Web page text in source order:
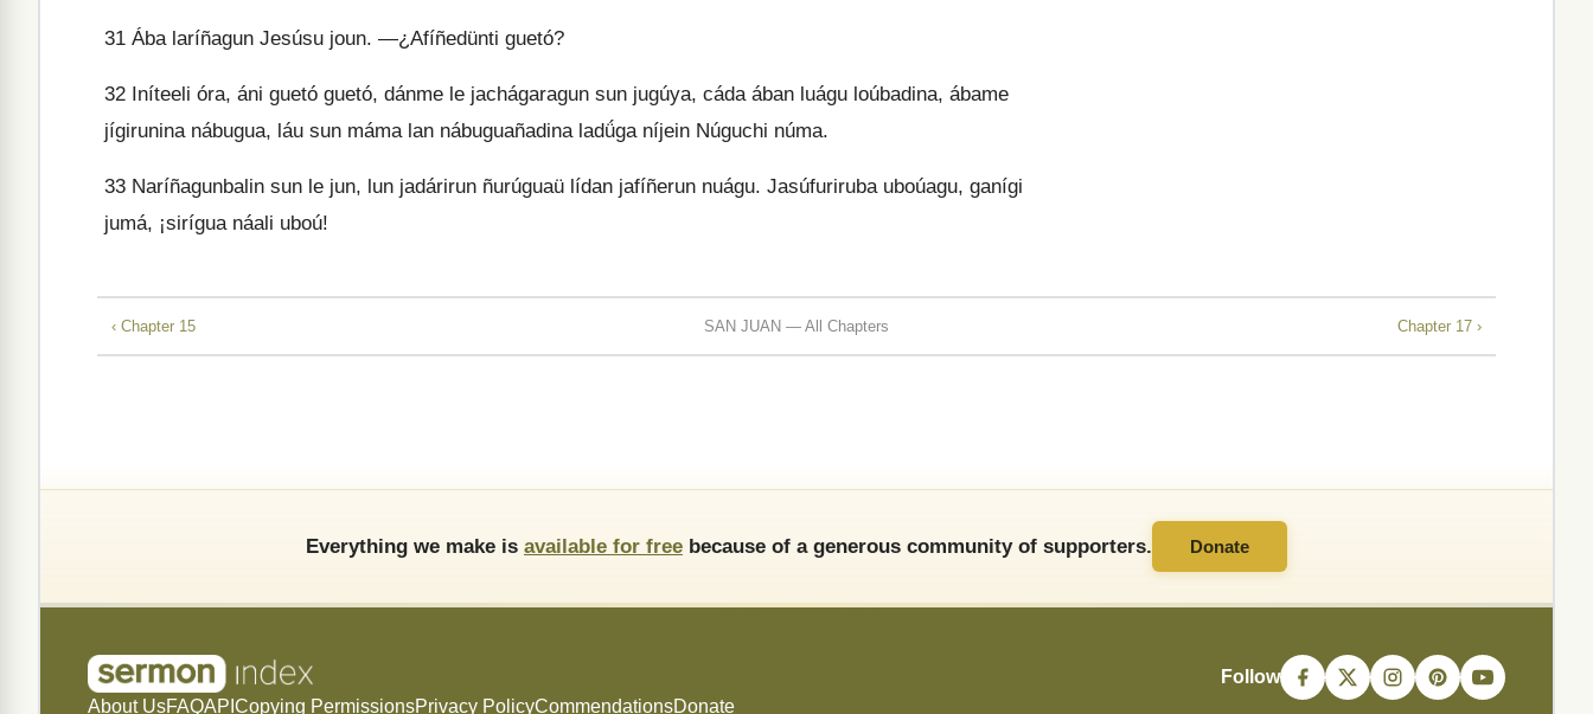
31 Ába laríñagun Jesúsu joun. —¿Afíñedünti guetó?
32 Iníteeli óra, áni guetó guetó, dánme le jachágaragun sun jugúya, cáda ában luágu loúbadina, ábame
jígirunina nábugua, láu sun máma lan nábuguañadina ladǘga níjein Núguchi núma.
33 Naríñagunbalin sun le jun, lun jadárirun ñurúguaü lídan jafíñerun nuágu. Jasúfuriruba uboúagu, ganígi
jumá, ¡sirígua náali uboú!
‹ Chapter 15 SAN JUAN — All Chapters Chapter 17 ›
Everything we make is available for free because of a generous community of supporters. Donate
About UsFAQAPI Copying PermissionsPrivacy PolicyCommendationsDonate
Follow